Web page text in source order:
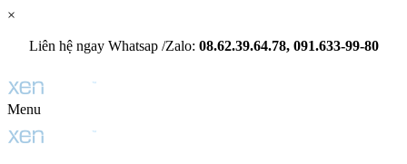
×
Liên hệ ngay Whatsap /Zalo: 08.62.39.64.78, 091.633-99-80
Menu